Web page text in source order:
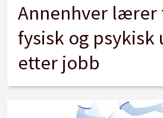
Annenhver lærer
fysisk og
etter jobb